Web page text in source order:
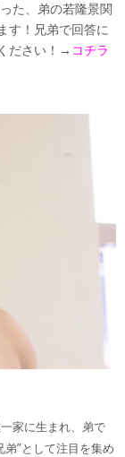
た、弟の若隆景関
す！兄弟で回答に
ださい！→ コチラ
家に生まれ、弟で
”として注目を集め